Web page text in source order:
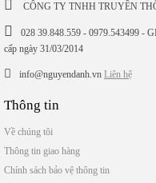
CÔNG TY TNHH TRUYỀN
028 39.848.559 - 0979.543499 -
cấp ngày 31/03/2014
info@nguyendanh.vn Liên hệ
Thông tin
Về chúng tôi
Thông tin giao hàng
Chính sách bảo vệ thông tin